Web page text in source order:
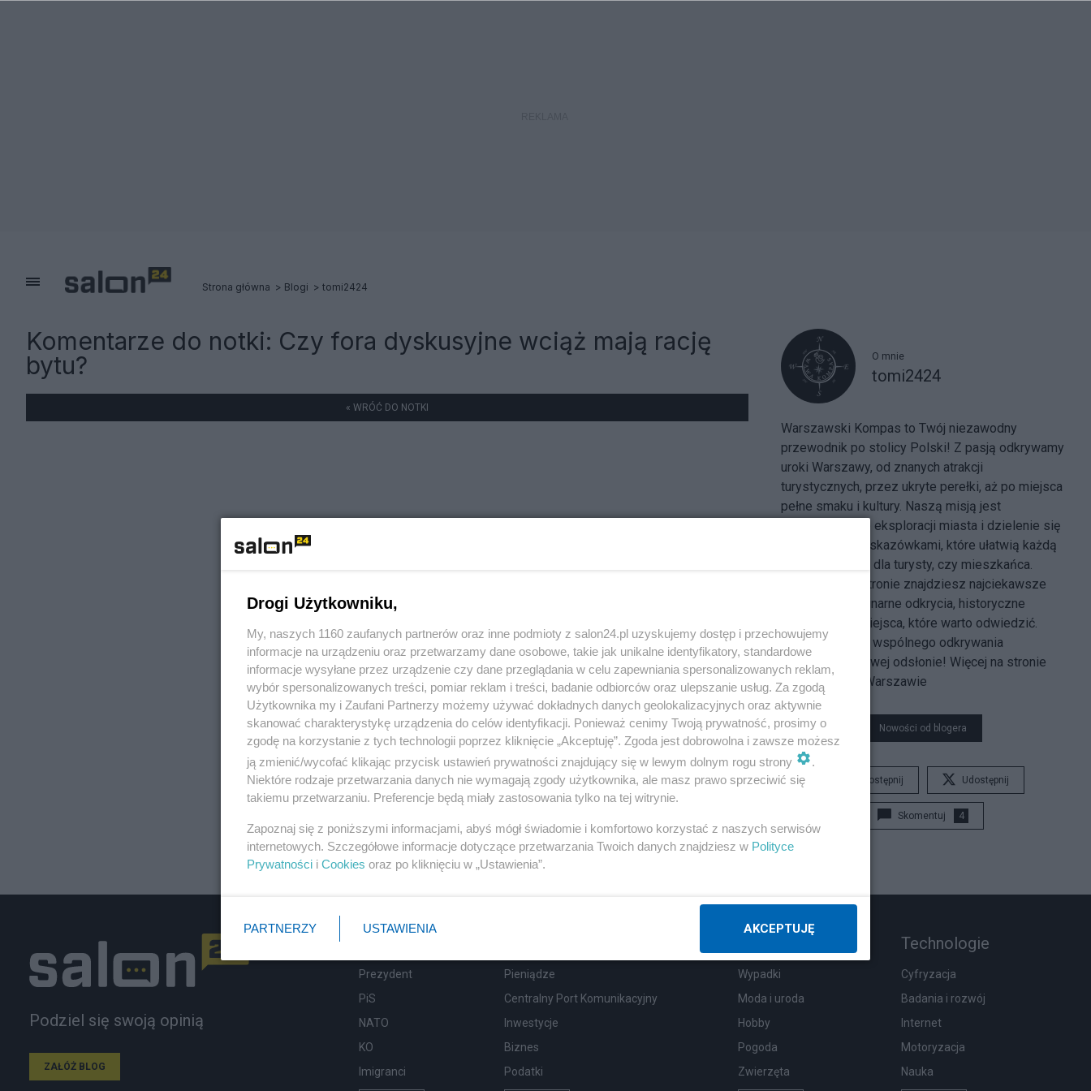
Strona główna Blogi tomi2424
Komentarze do notki: Czy fora dyskusyjne wciąż mają rację
bytu?
« WRÓĆ DO NOTKI
O mnie
tomi2424
Warszawski Kompas to Twój niezawodny
przewodnik po stolicy Polski! Z pasją odkrywamy
uroki Warszawy, od znanych atrakcji
turystycznych, przez ukryte perełki, aż po miejsca
pełne smaku i kultury. Naszą misją jest
inspirowanie do eksploracji miasta i dzielenie się
praktycznymi wskazówkami, które ułatwią każdą
podróż – czy to dla turysty, czy mieszkańca.
Dzięki naszej stronie znajdziesz najciekawsze
wydarzenia, kulinarne odkrycia, historyczne
ciekawostki i miejsca, które warto odwiedzić.
Zapraszamy do wspólnego odkrywania
Warszawy w nowej odsłonie! Więcej na stronie
Wydarzenia w Warszawie
Nowości od blogera
Udostępnij Udostępnij
Skomentuj 4
Podziel się swoją opinią
ZAŁÓŻ BLOG
Prezydent
PiS
NATO
KO
Imigranci
Pieniądze
Centralny Port Komunikacyjny
Inwestycje
Biznes
Podatki
Wypadki
Moda i uroda
Hobby
Pogoda
Zwierzęta
Technologie
Cyfryzacja
Badania i rozwój
Internet
Motoryzacja
Nauka
Drogi Użytkowniku,
My, naszych 1160 zaufanych partnerów oraz inne podmioty z salon24.pl uzyskujemy dostęp i przechowujemy
informacje na urządzeniu oraz przetwarzamy dane osobowe, takie jak unikalne identyfikatory, standardowe
informacje wysyłane przez urządzenie czy dane przeglądania w celu zapewniania spersonalizowanych reklam,
wybór spersonalizowanych treści, pomiar reklam i treści, badanie odbiorców oraz ulepszanie usług. Za zgodą
Użytkownika my i Zaufani Partnerzy możemy używać dokładnych danych geolokalizacyjnych oraz aktywnie
skanować charakterystykę urządzenia do celów identyfikacji. Ponieważ cenimy Twoją prywatność, prosimy o
zgodę na korzystanie z tych technologii poprzez kliknięcie „Akceptuję”. Zgoda jest dobrowolna i zawsze możesz
ją zmienić/wycofać klikając przycisk ustawień prywatności znajdujący się w lewym dolnym rogu strony
.
Niektóre rodzaje przetwarzania danych nie wymagają zgody użytkownika, ale masz prawo sprzeciwić się
takiemu przetwarzaniu. Preferencje będą miały zastosowania tylko na tej witrynie.
Zapoznaj się z poniższymi informacjami, abyś mógł świadomie i komfortowo korzystać z naszych serwisów
internetowych. Szczegółowe informacje dotyczące przetwarzania Twoich danych znajdziesz w Polityce
Prywatności i Cookies oraz po kliknięciu w „Ustawienia”.
PARTNERZY USTAWIENIA AKCEPTUJĘ